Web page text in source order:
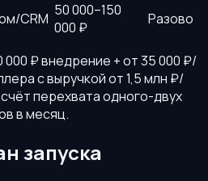
CRM 50 000–150
000 ₽
Разово
000 ₽ внедрение + от 35 000 ₽/
с выручкой от 1,5 млн ₽/
перехвата одного-двух
в месяц.
запуска